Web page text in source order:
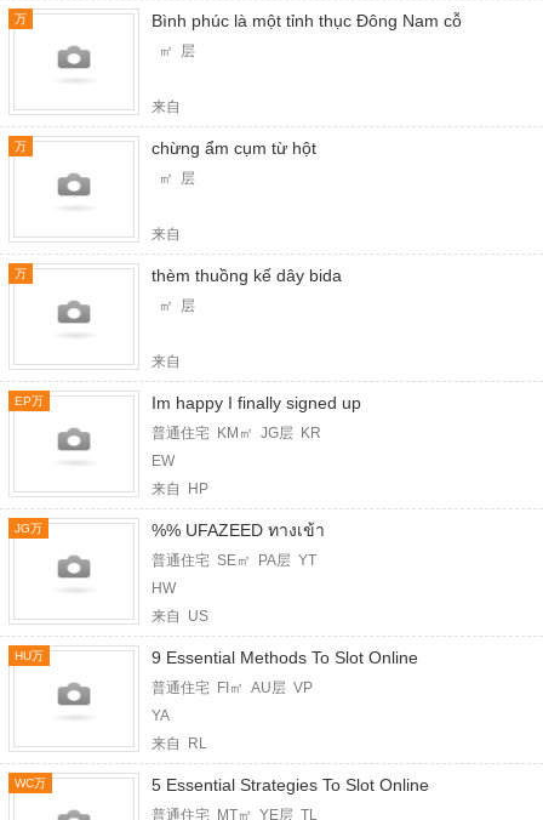
万 Bình phúc là một tỉnh thục Đông Nam cỗ
㎡ 层
来自
万 chừng ẩm cụm từ hột
㎡ 层
来自
万 thèm thuồng kế dây bida
㎡ 层
来自
EP万 Im happy I finally signed up
普通住宅 KM㎡ JG层 KR
EW
来自 HP
JG万 %% UFAZEED ทางเข้า
普通住宅 SE㎡ PA层 YT
HW
来自 US
HU万 9 Essential Methods To Slot Online
普通住宅 FI㎡ AU层 VP
YA
来自 RL
WC万 5 Essential Strategies To Slot Online
普通住宅 MT㎡ YE层 TL